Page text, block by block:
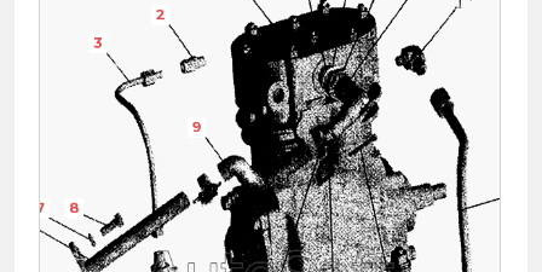
9
8
7
3
2